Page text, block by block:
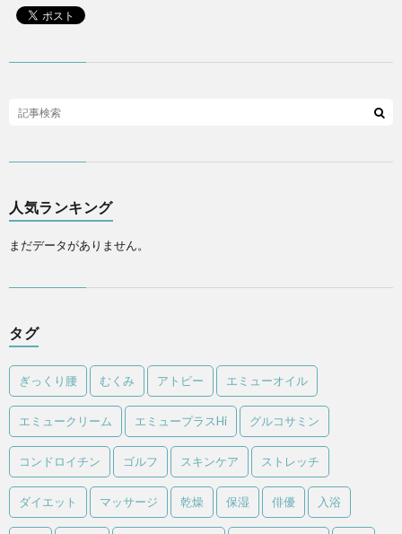
人気ランキング
まだデータがありません。
タグ
ぎっくり腰 むくみ アトピー エミューオイル
エミュークリーム エミュープラスHi グルコサミン
コンドロイチン ゴルフ スキンケア ストレッチ
ダイエット マッサージ 乾燥 保湿 俳優 入浴